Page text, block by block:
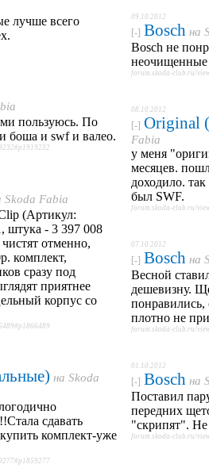
лучше всего
пользуюсь. По
боша и swf и валео.
Skoda Fabia
(Артикул:
штука - 3 397 008
отменно,
комплект,
сразу под
приятнее
корпус со
на Skoda
сдавать
комплект-уже
09.10.2012
[-] Bosch на
Bosch не
forum.skoda-club.ru/
08.10.2012
[-] Original
Fabia
у меня
месяцев.
доходило.
был SWF.
forum.skoda-club.ru/
07.10.2012
[-] Bosch на
Весной
дешевизну.
понравились,
плотно не
forum.skoda-club.ru/
01.10.2012
[-] Bosch на
Поставил
передних
"скрипят".
forum.skoda-club.ru/